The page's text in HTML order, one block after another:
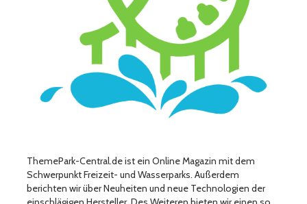
ThemePark-Central.de ist ein Online Magazin mit dem
Schwerpunkt Freizeit- und Wasserparks. Außerdem
berichten wir über Neuheiten und neue Technologien der